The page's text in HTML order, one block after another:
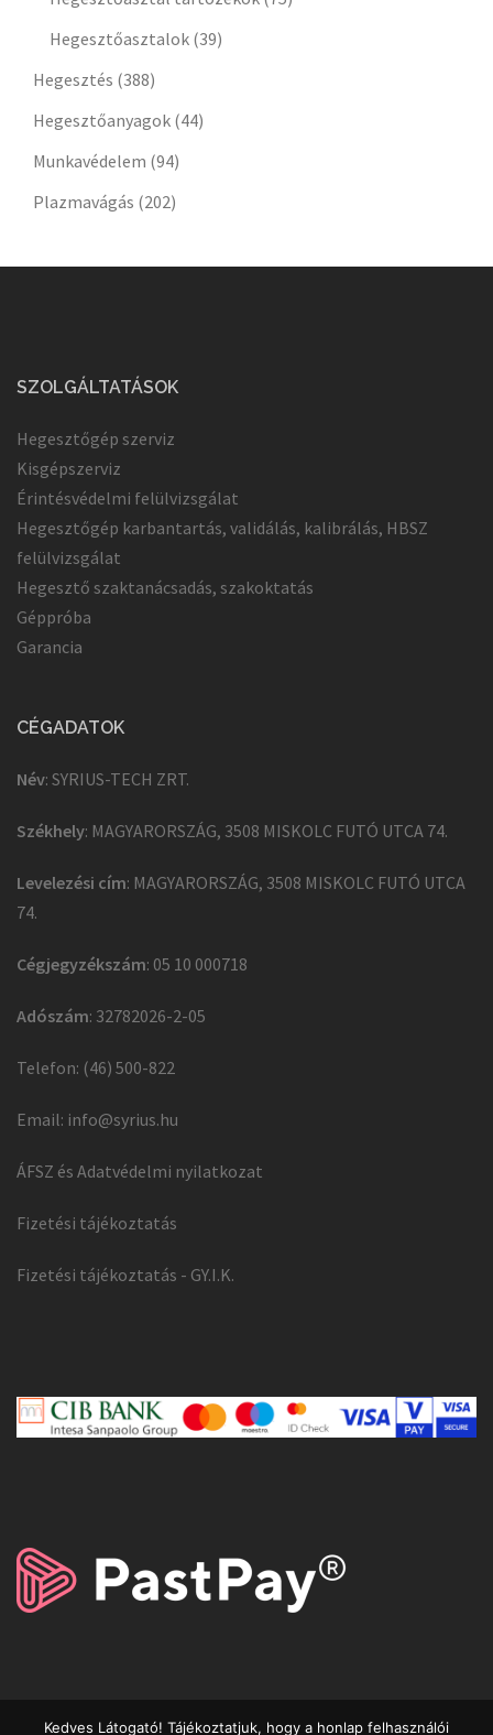
Hegesztőasztalok (39)
Hegesztés (388)
Hegesztőanyagok (44)
Munkavédelem (94)
Plazmavágás (202)
SZOLGÁLTATÁSOK
Hegesztőgép szerviz
Kisgépszerviz
Érintésvédelmi felülvizsgálat
Hegesztőgép karbantartás, validálás, kalibrálás, HBSZ
felülvizsgálat
Hegesztő szaktanácsadás, szakoktatás
Géppróba
Garancia
CÉGADATOK
Név: SYRIUS-TECH ZRT.
Székhely: MAGYARORSZÁG, 3508 MISKOLC FUTÓ UTCA 74.
Levelezési cím: MAGYARORSZÁG, 3508 MISKOLC FUTÓ UTCA
74.
Cégjegyzékszám: 05 10 000718
Adószám: 32782026-2-05
Telefon: (46) 500-822
Email: info@syrius.hu
ÁFSZ és Adatvédelmi nyilatkozat
Fizetési tájékoztatás
Fizetési tájékoztatás - GY.I.K.
Kedves Látogató! Tájékoztatjuk, hogy a honlap felhasználói